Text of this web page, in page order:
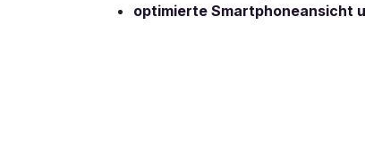
optimierte Smartphoneansicht